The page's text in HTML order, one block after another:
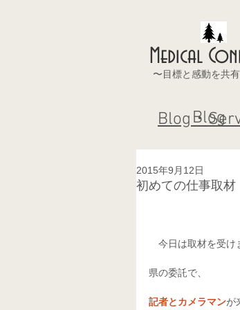
Medical
〜目標と感動を共
Blog
Blog・
初めての仕事取材
2015年9月12日
今日は取材を受け
県の委託で、
記者とカメラマンが